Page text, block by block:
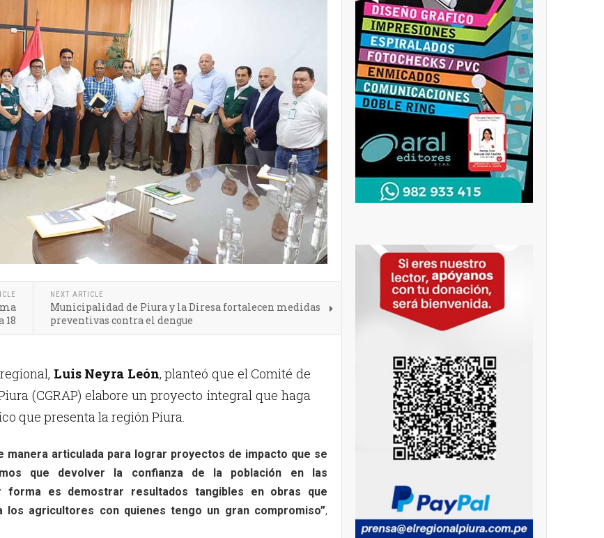
18
NEXT ARTICLE
Municipalidad de Piura y la Diresa fortalecen medidas
preventivas contra el dengue
Luis Neyra León, planteó que el Comité de
(CGRAP) elabore un proyecto integral que haga
que presenta la región Piura.
manera articulada para lograr proyectos de impacto que se
que devolver la confianza de la población en las
forma es demostrar resultados tangibles en obras que
los agricultores con quienes tengo un gran compromiso”,